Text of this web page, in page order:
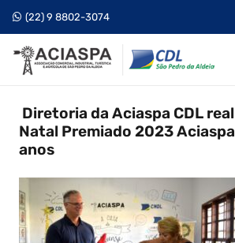
(22) 9 8802-3074
Diretoria da Aciaspa CDL
Natal Premiado 2023
anos